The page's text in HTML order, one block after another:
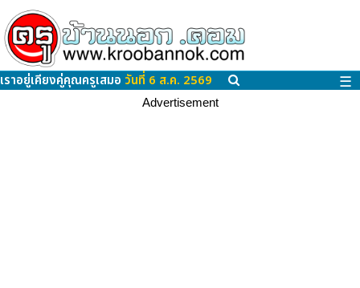
เราอยู่เคียงคู่คุณครูเสมอ วันที่ 6 ส.ค. 2569 ☰
Advertisement